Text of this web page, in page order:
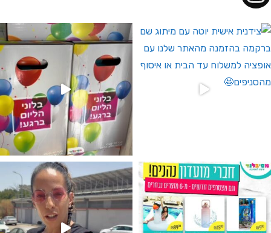
לחברי מועדון ומצטרפים חדשים🤍
מין העובר רק במסיבלנד !! קיים